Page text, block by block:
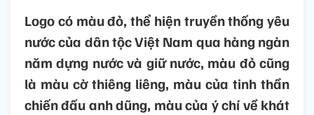
Logo có màu đỏ, thể hiện truyền thống yêu
nước của dân tộc Việt Nam qua hàng ngàn
năm dựng nước và giữ nước, màu đỏ cũng
là màu cờ thiêng liêng, màu của tinh thần
chiến đấu anh dũng, màu của ý chí về khát